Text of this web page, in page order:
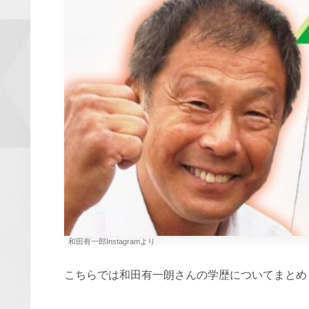
和田有一郎Instagramより
こちらでは和田有一朗さんの学歴についてまと